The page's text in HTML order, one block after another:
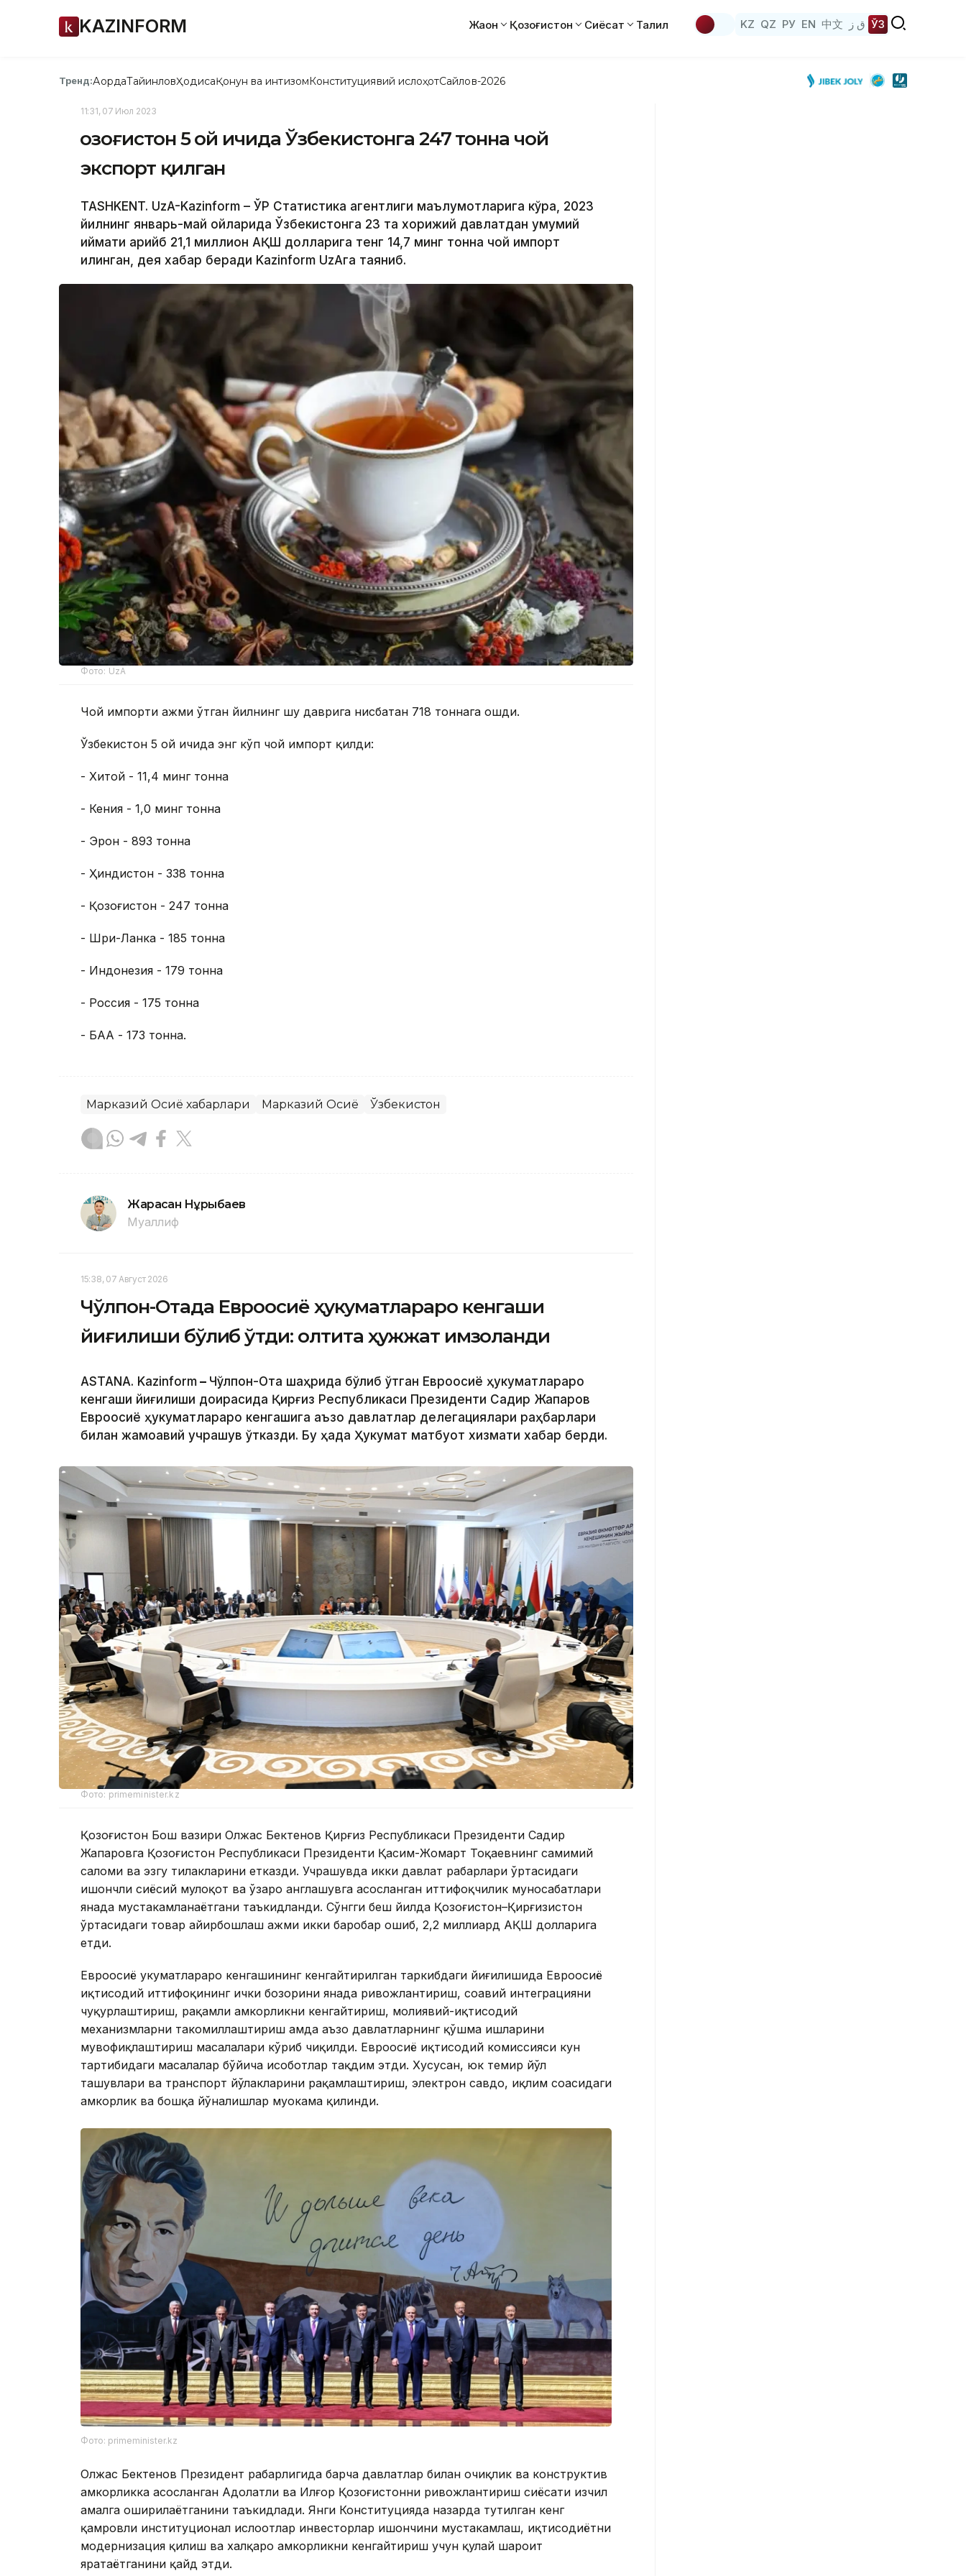
KAZINFORM Жаҳон Қозоғистон Сиёсат Таҳлил KZ QZ РУ EN 中文 ق ز ЎЗ
Тренд:АқордаТайинловҲодисаҚонун ва интизомКонституциявий ислоҳотСайлов-2026
11:31, 07 Июл 2023
Қозоғистон 5 ой ичида Ўзбекистонга 247 тонна чой
экспорт қилган
TASHKENT. UzA-Kazinform – ЎР Статистика агентлиги маълумотларига кўра, 2023
йилнинг январь-май ойларида Ўзбекистонга 23 та хорижий давлатдан умумий
қиймати қарийб 21,1 миллион АҚШ долларига тенг 14,7 минг тонна чой импорт
қилинган, дея хабар беради Kazinform UzAга таяниб.
Фото: UzA
Чой импорти ҳажми ўтган йилнинг шу даврига нисбатан 718 тоннага ошди.
Ўзбекистон 5 ой ичида энг кўп чой импорт қилди:
- Хитой - 11,4 минг тонна
- Кения - 1,0 минг тонна
- Эрон - 893 тонна
- Ҳиндистон - 338 тонна
- Қозоғистон - 247 тонна
- Шри-Ланка - 185 тонна
- Индонезия - 179 тонна
- Россия - 175 тонна
- БАА - 173 тонна.
Марказий Осиё хабарлари Марказий Осиё Ўзбекистон
Жарасқан Нұрыбаев
Муаллиф
15:38, 07 Август 2026
Чўлпон-Отада Евроосиё ҳукуматлараро кенгаши
йиғилиши бўлиб ўтди: олтита ҳужжат имзоланди
ASTANA. Kazinform – Чўлпон-Ота шаҳрида бўлиб ўтган Евроосиё ҳукуматлараро
кенгаши йиғилиши доирасида Қирғиз Республикаси Президенти Садир Жапаров
Евроосиё ҳукуматлараро кенгашига аъзо давлатлар делегациялари раҳбарлари
билан жамоавий учрашув ўтказди. Бу ҳақда Ҳукумат матбуот хизмати хабар берди.
Фото: primeminister.kz
Қозоғистон Бош вазири Олжас Бектенов Қирғиз Республикаси Президенти Садир
Жапаровга Қозоғистон Республикаси Президенти Қасим-Жомарт Тоқаевнинг самимий
саломи ва эзгу тилакларини етказди. Учрашувда икки давлат раҳбарлари ўртасидаги
ишончли сиёсий мулоқот ва ўзаро англашувга асосланган иттифоқчилик муносабатлари
янада мустаҳкамланаётгани таъкидланди. Сўнгги беш йилда Қозоғистон–Қирғизистон
ўртасидаги товар айирбошлаш ҳажми икки баробар ошиб, 2,2 миллиард АҚШ долларига
етди.
Евроосиё ҳукуматлараро кенгашининг кенгайтирилган таркибдаги йиғилишида Евроосиё
иқтисодий иттифоқининг ички бозорини янада ривожлантириш, соҳавий интеграцияни
чуқурлаштириш, рақамли ҳамкорликни кенгайтириш, молиявий-иқтисодий
механизмларни такомиллаштириш ҳамда аъзо давлатларнинг қўшма ишларини
мувофиқлаштириш масалалари кўриб чиқилди. Евроосиё иқтисодий комиссияси кун
тартибидаги масалалар бўйича ҳисоботлар тақдим этди. Хусусан, юк темир йўл
ташувлари ва транспорт йўлакларини рақамлаштириш, электрон савдо, иқлим соҳасидаги
ҳамкорлик ва бошқа йўналишлар муҳокама қилинди.
Фото: primeminister.kz
Олжас Бектенов Президент раҳбарлигида барча давлатлар билан очиқлик ва конструктив
ҳамкорликка асосланган Адолатли ва Илғор Қозоғистонни ривожлантириш сиёсати изчил
амалга оширилаётганини таъкидлади. Янги Конституцияда назарда тутилган кенг
қамровли институционал ислоҳотлар инвесторлар ишончини мустаҳкамлаш, иқтисодиётни
модернизация қилиш ва халқаро ҳамкорликни кенгайтириш учун қулай шароит
яратаётганини қайд этди.